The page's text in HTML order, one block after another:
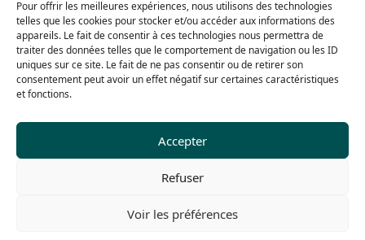
Pour offrir les meilleures expériences, nous utilisons des technologies
telles que les cookies pour stocker et/ou accéder aux informations des
appareils. Le fait de consentir à ces technologies nous permettra de
traiter des données telles que le comportement de navigation ou les ID
uniques sur ce site. Le fait de ne pas consentir ou de retirer son
consentement peut avoir un effet négatif sur certaines caractéristiques
et fonctions.
Accepter
Refuser
Voir les préférences
provence.com
Tel: +33 (0) 4 90 27 09 40
Whatsapp: +33 (0) 4 90 27 09 40